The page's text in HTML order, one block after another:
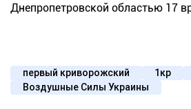
Днепропетровской областью 17
первый криворожский 1кр
Воздушные Силы Украины